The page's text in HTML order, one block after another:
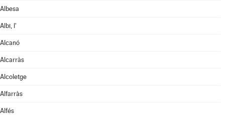
Albesa
Albi, l'
Alcanó
Alcarràs
Alcoletge
Alfarràs
Alfés